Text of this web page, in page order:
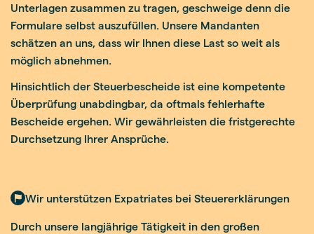
Unterlagen zusammen zu tragen, geschweige denn die
Formulare selbst auszufüllen. Unsere Mandanten
schätzen an uns, dass wir Ihnen diese Last so weit als
möglich abnehmen.
Hinsichtlich der Steuerbescheide ist eine kompetente
Überprüfung unabdingbar, da oftmals fehlerhafte
Bescheide ergehen. Wir gewährleisten die fristgerechte
Durchsetzung Ihrer Ansprüche.
Wir unterstützen Expatriates bei Steuererklärungen
Durch unsere langjährige Tätigkeit in den großen